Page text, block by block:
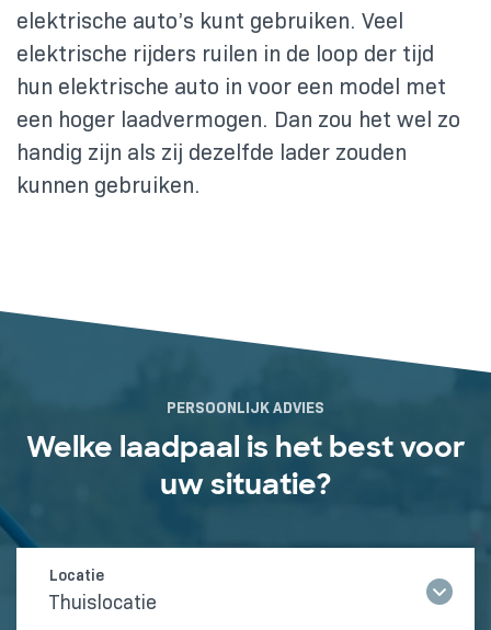
elektrische auto’s kunt gebruiken. Veel
elektrische rijders ruilen in de loop der tijd
hun elektrische auto in voor een model met
een hoger laadvermogen. Dan zou het wel zo
handig zijn als zij dezelfde lader zouden
kunnen gebruiken.
PERSOONLIJK ADVIES
Welke laadpaal is het best voor
uw situatie?
Thuislocatie